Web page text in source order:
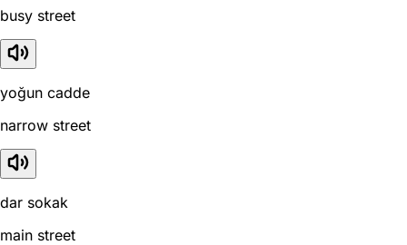
busy street
yoğun cadde
narrow street
dar sokak
main street